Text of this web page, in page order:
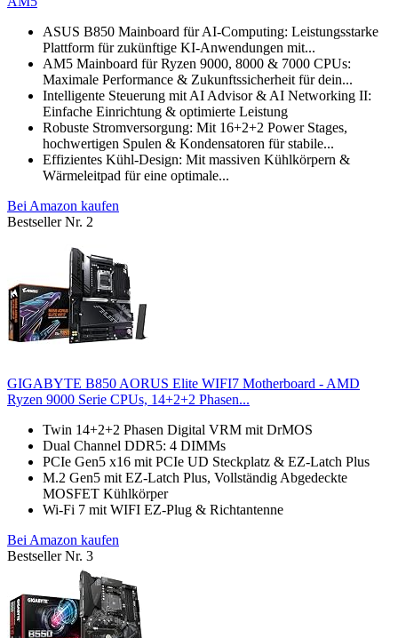
ASUS B850 Mainboard für AI-Computing: Leistungsstarke
Plattform für zukünftige KI-Anwendungen mit...
AM5 Mainboard für Ryzen 9000, 8000 & 7000 CPUs:
Maximale Performance & Zukunftssicherheit für dein...
Intelligente Steuerung mit AI Advisor & AI Networking II:
Einfache Einrichtung & optimierte Leistung
Robuste Stromversorgung: Mit 16+2+2 Power Stages,
hochwertigen Spulen & Kondensatoren für stabile...
Effizientes Kühl-Design: Mit massiven Kühlkörpern &
Wärmeleitpad für eine optimale...
Bei Amazon kaufen
Bestseller Nr. 2
GIGABYTE B850 AORUS Elite WIFI7 Motherboard - AMD
Ryzen 9000 Serie CPUs, 14+2+2 Phasen...
Twin 14+2+2 Phasen Digital VRM mit DrMOS
Dual Channel DDR5: 4 DIMMs
PCIe Gen5 x16 mit PCIe UD Steckplatz & EZ-Latch Plus
M.2 Gen5 mit EZ-Latch Plus, Vollständig Abgedeckte
MOSFET Kühlkörper
Wi-Fi 7 mit WIFI EZ-Plug & Richtantenne
Bei Amazon kaufen
Bestseller Nr. 3